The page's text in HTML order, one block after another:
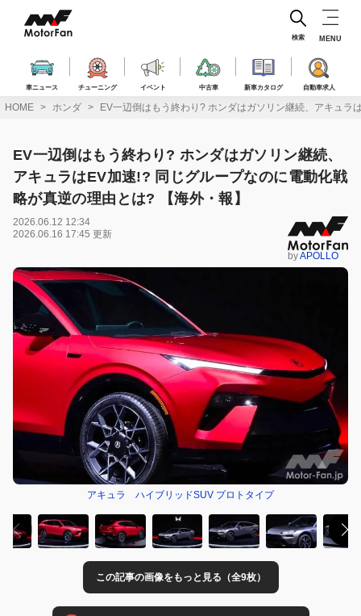
ス
車ニュース チューニング イベント 中古車 新車カタログ 自動車求人
検索 MENU
HOME ホンダ EV一辺倒はもう終わり? ホンダはガソリン継続、アキュ
EV一辺倒はもう終わり? ホンダはガソリン継続、
アキュラはEV加速!? 同じグループなのに電動化戦
略が真逆の理由とは? 【海外・報】
2026.06.12 12:34
2026.06.16 17:45 更新
byAPOLLO
アキュラ ハイブリッドSUV プロトタイプ
この記事の画像をもっと見る（全9枚）